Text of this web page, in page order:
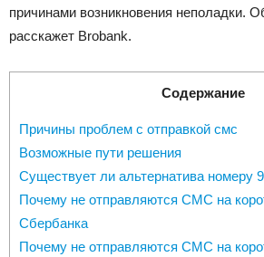
причинами возникновения неполадки.
расскажет Brobank.
Содержание
Причины проблем с отправкой смс
Возможные пути решения
Существует ли альтернатива номеру
Почему не отправляются СМС на
Сбербанка
Почему не отправляются СМС на